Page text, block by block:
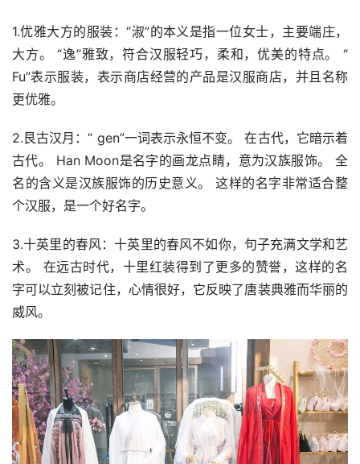
1.优雅大方的服装：“淑”的本义是指一位女士，主要端庄，
大方。 “逸”雅致，符合汉服轻巧，柔和，优美的特点。 “
Fu”表示服装，表示商店经营的产品是汉服商店，并且名称
更优雅。
2.艮古汉月：“ gen”一词表示永恒不变。 在古代，它暗示着
古代。 Han Moon是名字的画龙点睛，意为汉族服饰。 全
名的含义是汉族服饰的历史意义。 这样的名字非常适合整
个汉服，是一个好名字。
3.十英里的春风：十英里的春风不如你，句子充满文学和艺
术。 在远古时代，十里红装得到了更多的赞誉，这样的名
字可以立刻被记住，心情很好，它反映了唐装典雅而华丽的
威风。